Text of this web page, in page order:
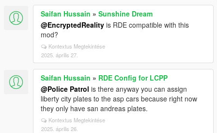
Saifan Hussain » Sunshine Dream
@EncryptedReality is RDE compatible with this
mod?
Kontextus Megtekintése
2025. április 27.
Saifan Hussain » RDE Config for LCPP
@Police Patrol is there anyway you can assign
liberty city plates to the asp cars because right now
they only have san andreas plates.
Kontextus Megtekintése
2025. április 26.